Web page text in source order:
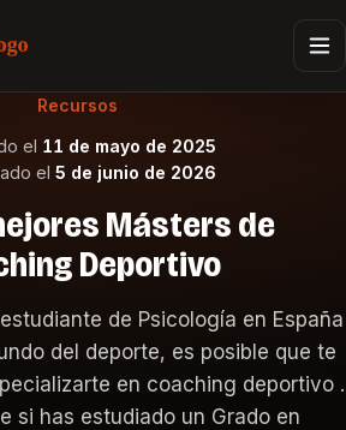
Recursos
el 11 de mayo de 2025
el 5 de junio de 2026
Másters de
Deportivo
de Psicología en España
del deporte, es posible que te
en coaching deportivo .
si has estudiado un Grado en